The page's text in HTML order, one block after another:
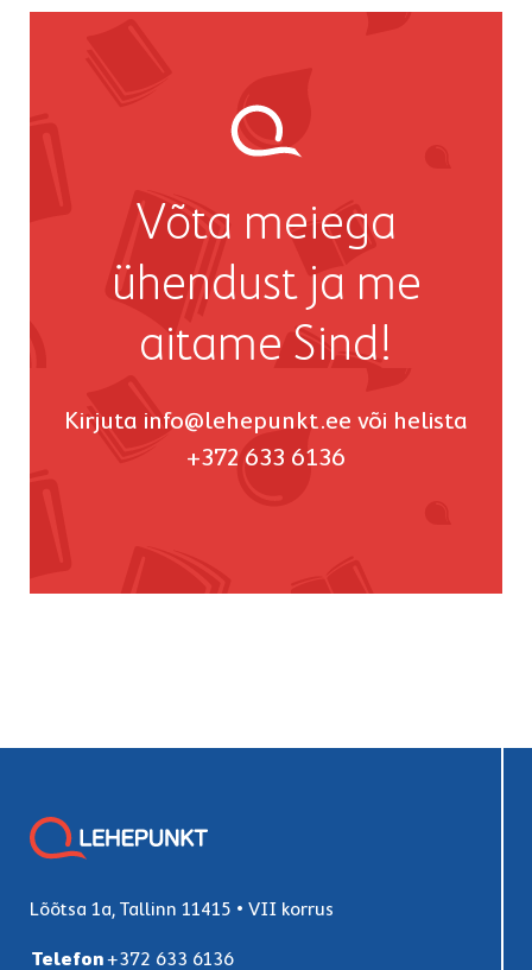
Võta meiega
ühendust ja me
aitame Sind!
Kirjuta info@lehepunkt.ee või helista
+372 633 6136
Lõõtsa 1a, Tallinn 11415 • VII korrus
Telefon+372 633 6136